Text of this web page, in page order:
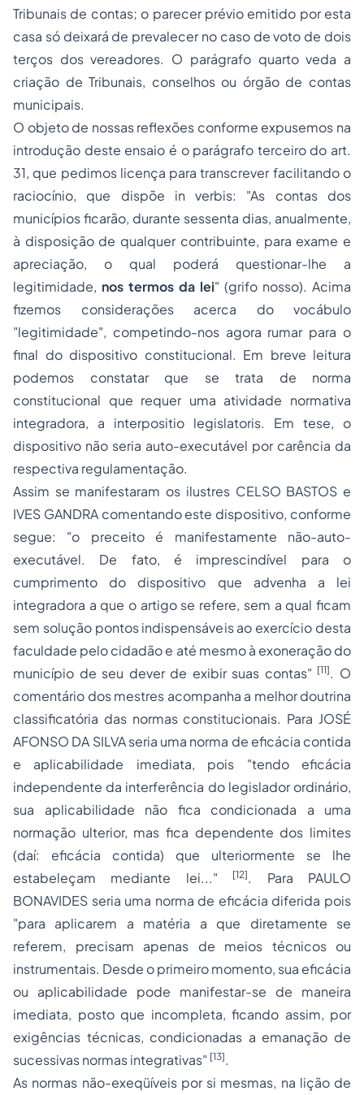
Tribunais de contas; o parecer prévio emitido por esta
casa só deixará de prevalecer no caso de voto de dois
terços dos vereadores. O parágrafo quarto veda a
criação de Tribunais, conselhos ou órgão de contas
municipais.
O objeto de nossas reflexões conforme expusemos na
introdução deste ensaio é o parágrafo terceiro do art.
31, que pedimos licença para transcrever facilitando o
raciocínio, que dispõe in verbis: "As contas dos
municípios ficarão, durante sessenta dias, anualmente,
à disposição de qualquer contribuinte, para exame e
apreciação, o qual poderá questionar-lhe a
legitimidade, nos termos da lei" (grifo nosso). Acima
fizemos considerações acerca do vocábulo
"legitimidade", competindo-nos agora rumar para o
final do dispositivo constitucional. Em breve leitura
podemos constatar que se trata de norma
constitucional que requer uma atividade normativa
integradora, a interpositio legislatoris. Em tese, o
dispositivo não seria auto-executável por carência da
respectiva regulamentação.
Assim se manifestaram os ilustres CELSO BASTOS e
IVES GANDRA comentando este dispositivo, conforme
segue: "o preceito é manifestamente não-auto-
executável. De fato, é imprescindível para o
cumprimento do dispositivo que advenha a lei
integradora a que o artigo se refere, sem a qual ficam
sem solução pontos indispensáveis ao exercício desta
faculdade pelo cidadão e até mesmo à exoneração do
município de seu dever de exibir suas contas" [11]. O
comentário dos mestres acompanha a melhor doutrina
classificatória das normas constitucionais. Para JOSÉ
AFONSO DA SILVA seria uma norma de eficácia contida
e aplicabilidade imediata, pois "tendo eficácia
independente da interferência do legislador ordinário,
sua aplicabilidade não fica condicionada a uma
normação ulterior, mas fica dependente dos limites
(daí: eficácia contida) que ulteriormente se lhe
estabeleçam mediante lei..."
[12]. Para PAULO
BONAVIDES seria uma norma de eficácia diferida pois
"para aplicarem a matéria a que diretamente se
referem, precisam apenas de meios técnicos ou
instrumentais. Desde o primeiro momento, sua eficácia
ou aplicabilidade pode manifestar-se de maneira
imediata, posto que incompleta, ficando assim, por
exigências técnicas, condicionadas a emanação de
sucessivas normas integrativas" [13].
As normas não-exeqüíveis por si mesmas, na lição de